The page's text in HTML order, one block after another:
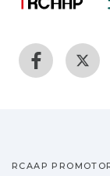
RCAAP